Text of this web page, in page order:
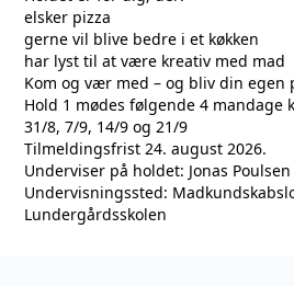
elsker pizza
gerne vil blive bedre i et køkken
har lyst til at være kreativ med mad
Kom og vær med – og bliv din egen
Hold 1 mødes følgende 4 mandage
31/8, 7/9, 14/9 og 21/9
Tilmeldingsfrist 24. august 2026.
Underviser på holdet: Jonas Poulsen
Undervisningssted:
Lundergårdsskolen